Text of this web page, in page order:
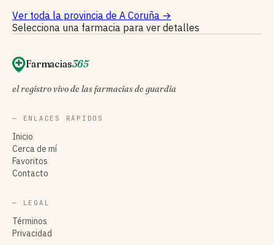
Ver toda la provincia de A Coruña →
Selecciona una farmacia para ver detalles
Farmacias365
el registro vivo de las farmacias de guardia
— ENLACES RÁPIDOS
Inicio
Cerca de mí
Favoritos
Contacto
— LEGAL
Términos
Privacidad